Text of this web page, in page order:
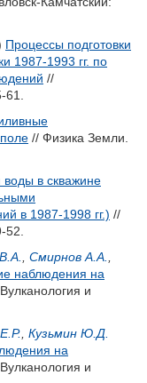
Процессы подготовки
1987-1993 гг. по
//
// Физика Земли.
в скважине
в 1987-1998 гг.) //
Смирнов А.А.
наблюдения на
и
Кузьмин Ю.Д.
на
и